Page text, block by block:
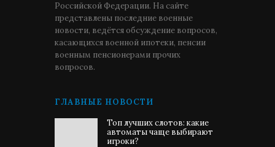
Российской Федерации. На сайте
представлены последние военные
новости, ведётся обсуждение вопросов,
касающихся военной ипотеки, пенсии
военным пенсионерами прочих
вопросов.
ГЛАВНЫЕ НОВОСТИ
Топ лучших слотов: какие
автоматы чаще выбирают
игроки?